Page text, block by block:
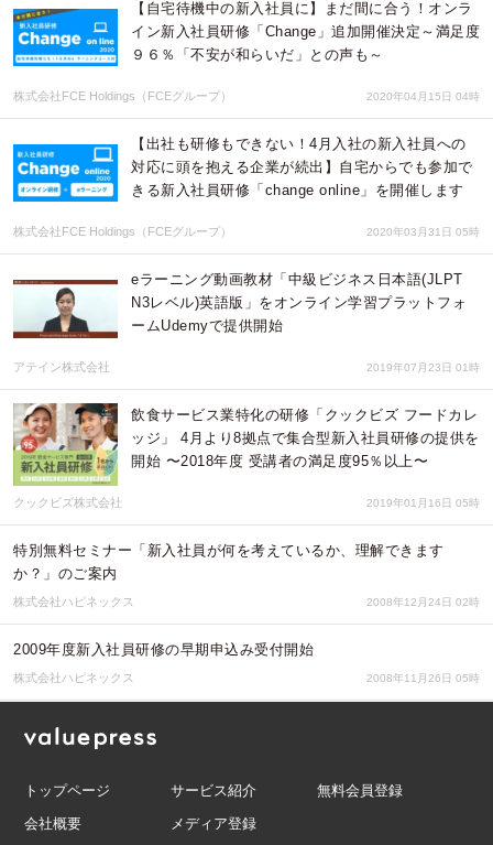
【自宅待機中の新入社員に】まだ間に合う！オンラ
イン新入社員研修「Change」追加開催決定～満足度
９６％「不安が和らいだ」との声も～
株式会社FCE Holdings（FCEグループ） 2020年04月15日 04時
【出社も研修もできない！4月入社の新入社員への
対応に頭を抱える企業が続出】自宅からでも参加で
きる新入社員研修「change online」を開催します
株式会社FCE Holdings（FCEグループ） 2020年03月31日 05時
eラーニング動画教材「中級ビジネス日本語(JLPT
N3レベル)英語版」をオンライン学習プラットフォ
ームUdemyで提供開始
アテイン株式会社 2019年07月23日 01時
飲食サービス業特化の研修「クックビズ フードカレ
ッジ」 4月より8拠点で集合型新入社員研修の提供を
開始 〜2018年度 受講者の満足度95％以上〜
クックビズ株式会社 2019年01月16日 05時
特別無料セミナー「新入社員が何を考えているか、理解できます
か？」のご案内
株式会社ハピネックス 2008年12月24日 02時
2009年度新入社員研修の早期申込み受付開始
株式会社ハピネックス 2008年11月26日 05時
トップページ サービス紹介
無料会員登録
会社概要
メディア登録